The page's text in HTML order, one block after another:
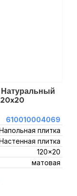
610010004069
плитка
плитка
120x20
матовая